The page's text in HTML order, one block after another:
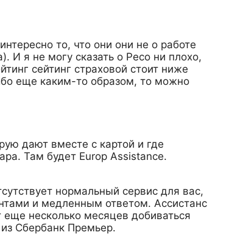
то, что они они не о работе
И я не могу сказать о Ресо ни плохо,
сейтинг страховой стоит ниже
еще каким-то образом, то можно
дают вместе с картой и где
Там будет Europ Assistance.
нормальный сервис для вас,
и медленным ответом. Ассистанс
несколько месяцев добиваться
Сбербанк Премьер.